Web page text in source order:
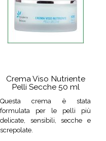
Crema Viso Nutriente
Pelli Secche 50 ml
Questa crema è stata
formulata per le pelli più
delicate, sensibili, secche e
screpolate.